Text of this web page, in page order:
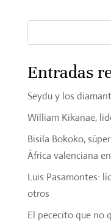
Entradas
Seydu y los
William Kikanae,
Bisila Bokoko,
África valenciana
Luis Pasamontes:
otros
El pececito que no